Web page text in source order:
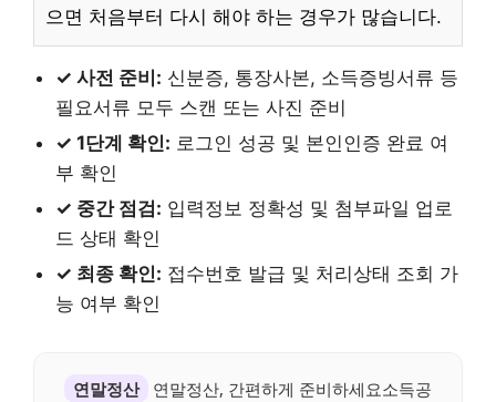
으면 처음부터 다시 해야 하는 경우가 많습니다.
✓ 사전 준비: 신분증, 통장사본, 소득증빙서류 등
필요서류 모두 스캔 또는 사진 준비
✓ 1단계 확인: 로그인 성공 및 본인인증 완료 여
부 확인
✓ 중간 점검: 입력정보 정확성 및 첨부파일 업로
드 상태 확인
✓ 최종 확인: 접수번호 발급 및 처리상태 조회 가
능 여부 확인
연말정산
연말정산, 간편하게 준비하세요소득공